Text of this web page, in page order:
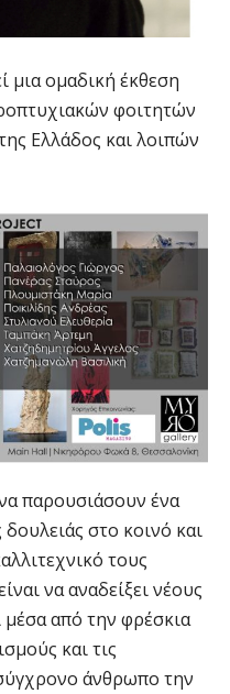
μια ομαδική έκθεση
φοιτητών
Ελλάδος και λοιπών
παρουσιάσουν ένα
στο κοινό και
τους
να αναδείξει νέους
μέσα από την φρέσκια
και τις
άνθρωπο την